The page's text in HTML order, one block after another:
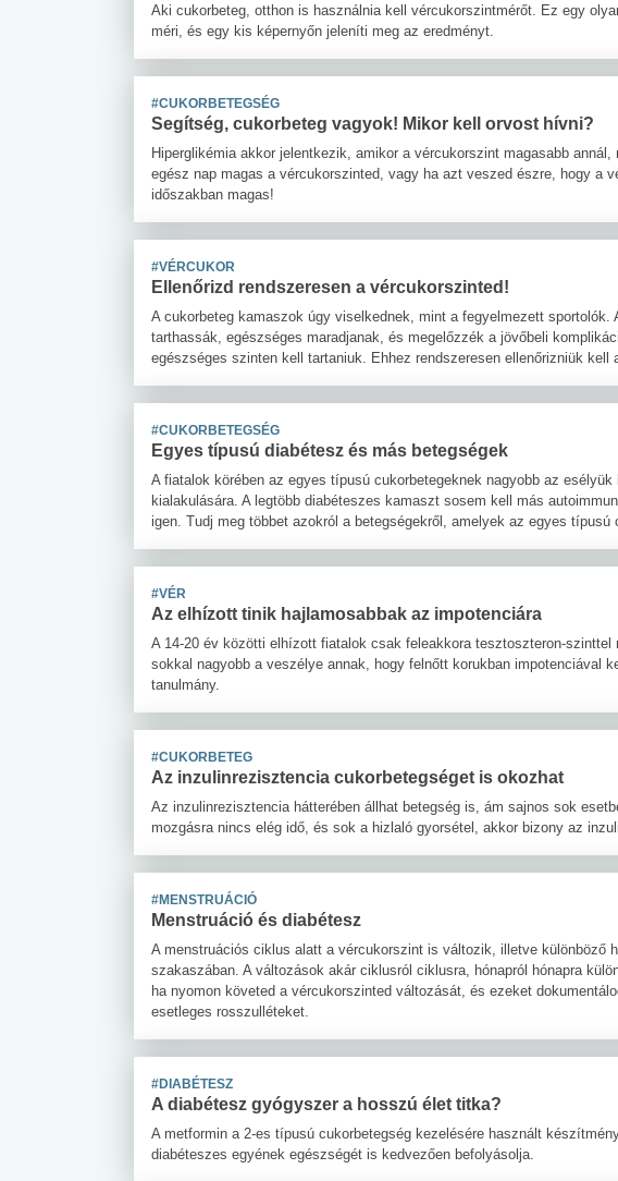
Aki cukorbeteg, otthon is használnia kell vércukorszintmérőt. Ez egy
méri, és egy kis képernyőn jeleníti meg az eredményt.
#CUKORBETEGSÉG
Segítség, cukorbeteg vagyok! Mikor kell orvost hívni?
Hiperglikémia akkor jelentkezik, amikor a vércukorszint magasabb
egész nap magas a vércukorszinted, vagy ha azt veszed észre, hogy a
időszakban magas!
#VÉRCUKOR
Ellenőrizd rendszeresen a vércukorszinted!
A cukorbeteg kamaszok úgy viselkednek, mint a fegyelmezett sportolók.
tarthassák, egészséges maradjanak, és megelőzzék a jövőbeli
egészséges szinten kell tartaniuk. Ehhez rendszeresen ellenőrizniük kell
#CUKORBETEGSÉG
Egyes típusú diabétesz és más betegségek
A fiatalok körében az egyes típusú cukorbetegeknek nagyobb az
kialakulására. A legtöbb diabéteszes kamaszt sosem kell más
igen. Tudj meg többet azokról a betegségekről, amelyek az egyes típusú
#VÉR
Az elhízott tinik hajlamosabbak az impotenciára
A 14-20 év közötti elhízott fiatalok csak feleakkora tesztoszteron-
sokkal nagyobb a veszélye annak, hogy felnőtt korukban impotenciával
tanulmány.
#CUKORBETEG
Az inzulinrezisztencia cukorbetegséget is okozhat
Az inzulinrezisztencia hátterében állhat betegség is, ám sajnos sok
mozgásra nincs elég idő, és sok a hizlaló gyorsétel, akkor bizony az
#MENSTRUÁCIÓ
Menstruáció és diabétesz
A menstruációs ciklus alatt a vércukorszint is változik, illetve különböző
szakaszában. A változások akár ciklusról ciklusra, hónapról hónapra
ha nyomon követed a vércukorszinted változását, és ezeket
esetleges rosszulléteket.
#DIABÉTESZ
A diabétesz gyógyszer a hosszú élet titka?
A metformin a 2-es típusú cukorbetegség kezelésére használt
diabéteszes egyének egészségét is kedvezően befolyásolja.